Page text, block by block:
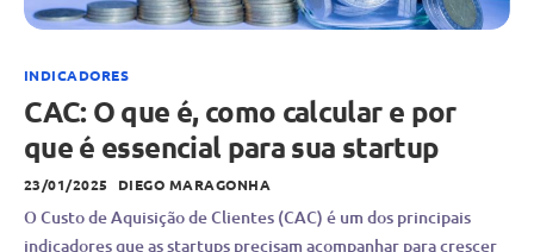
INDICADORES
CAC: O que é, como calcular e por
que é essencial para sua startup
23/01/2025 DIEGO MARAGONHA
O Custo de Aquisição de Clientes (CAC) é um dos principais
indicadores que as startups precisam acompanhar para crescer